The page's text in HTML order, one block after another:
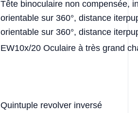
Tête binoculaire non compensée,
orientable sur 360°, distance
orientable sur 360°, distance
EW10x/20 Oculaire à très grand
Quintuple revolver inversé